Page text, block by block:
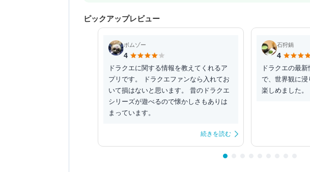
ピックアップレビュー
ボムゾー
4
ドラクエに関する情報を教えてくれるア
プリです。 ドラクエファンなら入れてお
いて損はないと思います。 昔のドラクエ
シリーズが遊べるので懐かしさもありは
まっています。
続きを読む
石狩鍋
4
ドラクエの最
で、世界観に
楽しめました。